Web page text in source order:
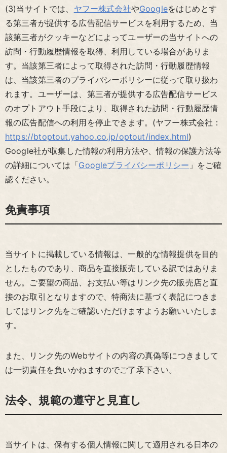
(3)当サイトでは、 ヤフー株式会社やGoogleをはじめとす
る第三者が提供する広告配信サービスを利用するため、当
該第三者がクッキーなどによってユーザーの当サイトへの
訪問・行動履歴情報を取得、利用している場合がありま
す。当該第三者によって取得された訪問・行動履歴情報
は、当該第三者のプライバシーポリシーに従って取り扱わ
れます。ユーザーは、第三者が提供する広告配信サービス
のオプトアウト手段により、取得された訪問・行動履歴情
報の広告配信への利用を停止できます。(ヤフー株式会社：
https://btoptout.yahoo.co.jp/optout/index.html)
Google社が収集した情報の利用方法や、情報の保護方法等
の詳細については「Googleプライバシーポリシー 」をご確
認ください。
免責事項
当サイトに掲載している情報は、一般的な情報提供を目的
としたものであり、商品を直接販売している訳ではありま
せん。ご要望の商品、お支払い等はリンク先の販売店と直
接のお取引となりますので、特商法に基づく表記につきま
してはリンク先をご確認いただけますようお願いいたしま
す。
また、リンク先のWebサイトの内容の真偽等につきまして
は一切責任を負いかねますのでご了承下さい。
法令、規範の遵守と見直し
当サイトは、保有する個人情報に関して適用される日本の